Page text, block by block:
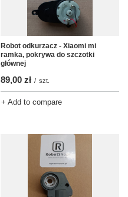
Robot odkurzacz - Xiaomi mi
ramka, pokrywa do szczotki
głównej
89,00 zł / szt.
+ Add to compare